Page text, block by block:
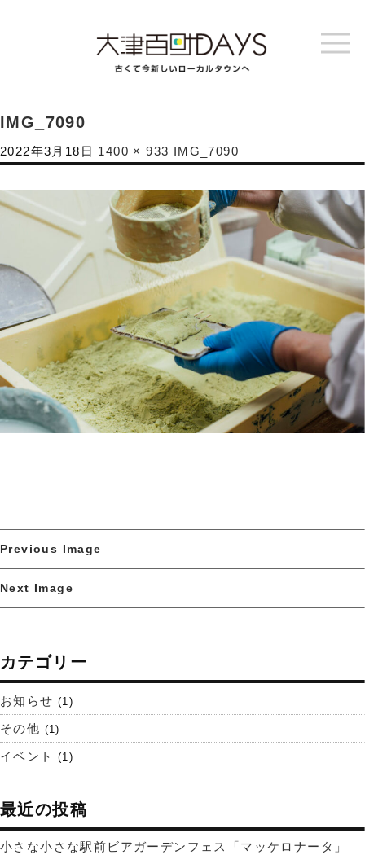
IMG_7090
2022年3月18日 1400 × 933 IMG_7090
Previous Image
Next Image
カテゴリー
お知らせ (1)
その他 (1)
イベント (1)
最近の投稿
小さな小さな駅前ビアガーデンフェス「マッケロナータ」